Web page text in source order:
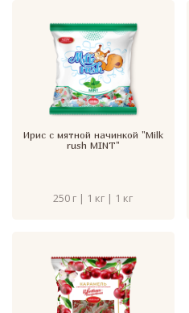
Ирис с мятной начинкой "Milk
rush MINT"
250 г | 1 кг | 1 кг